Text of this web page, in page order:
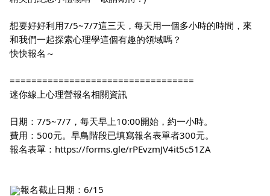
想要好好利用7/5~7/7這三天，每天用一個多小時的時間，來
和我們一起探索心理學這個有趣的領域嗎？
快快報名～
==================================
迷你線上心理營報名相關資訊
日期：7/5~7/7，每天早上10:00開始，約一小時。
費用：500元。早鳥階段已填寫報名表單者300元。
報名表單： https://forms.gle/rPEvzmJV4it5c51ZA
報名截止日期：6/15